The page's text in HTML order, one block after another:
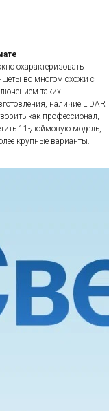
охарактеризовать
во многом схожи с
таких
наличие LiDAR
как профессионал,
11-дюймовую модель,
крупные варианты.